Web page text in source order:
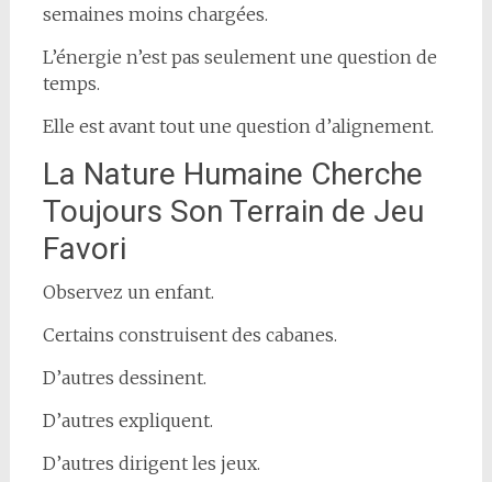
semaines moins chargées.
L’énergie n’est pas seulement une question de
temps.
Elle est avant tout une question d’alignement.
La Nature Humaine Cherche
Toujours Son Terrain de Jeu
Favori
Observez un enfant.
Certains construisent des cabanes.
D’autres dessinent.
D’autres expliquent.
D’autres dirigent les jeux.